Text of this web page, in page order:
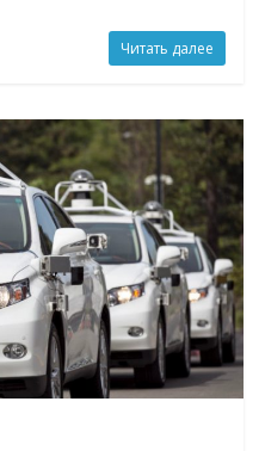
Читать далее